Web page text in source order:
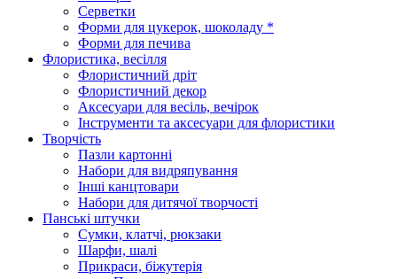
Серветки
Форми для цукерок, шоколаду *
Форми для печива
Флористика, весілля
Флористичний дріт
Флористичний декор
Аксесуари для весіль, вечірок
Інструменти та аксесуари для флористики
Творчість
Пазли картонні
Набори для видряпування
Інші канцтовари
Набори для дитячої творчості
Панські штучки
Сумки, клатчі, рюкзаки
Шарфи, шалі
Прикраси, біжутерія